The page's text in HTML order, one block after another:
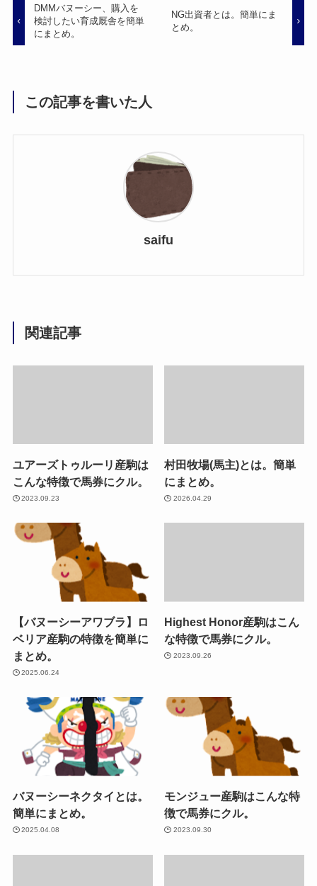
DMMバヌーシー、購入を
検討したい育成厩舎を簡単
にまとめ。
NG出資者とは。簡単にま
とめ。
この記事を書いた人
saifu
関連記事
ユアーズトゥルーリ産駒は
こんな特徴で馬券にクル。
2023.09.23
村田牧場(馬主)とは。簡単
にまとめ。
2026.04.29
【バヌーシーアワブラ】ロ
ベリア産駒の特徴を簡単に
まとめ。
2025.06.24
Highest Honor産駒はこん
な特徴で馬券にクル。
2023.09.26
バヌーシーネクタイとは。
簡単にまとめ。
2025.04.08
モンジュー産駒はこんな特
徴で馬券にクル。
2023.09.30